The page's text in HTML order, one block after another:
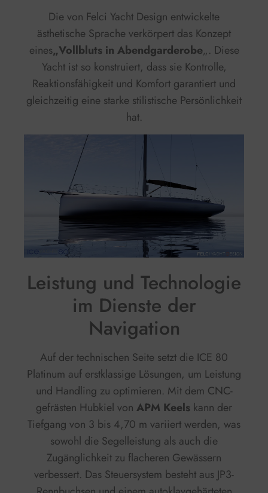
Die von Felci Yacht Design entwickelte
ästhetische Sprache verkörpert das Konzept
eines„Vollbluts in Abendgarderobe„. Diese
Yacht ist so konstruiert, dass sie Kontrolle,
Reaktionsfähigkeit und Komfort garantiert und
gleichzeitig eine starke stilistische Persönlichkeit
hat.
Leistung und Technologie
im Dienste der
Navigation
Auf der technischen Seite setzt die ICE 80
Platinum auf erstklassige Lösungen, um Leistung
und Handling zu optimieren. Mit dem CNC-
gefrästen Hubkiel von APM Keels kann der
Tiefgang von 3 bis 4,70 m variiert werden, was
sowohl die Segelleistung als auch die
Zugänglichkeit zu flacheren Gewässern
verbessert. Das Steuersystem besteht aus JP3-